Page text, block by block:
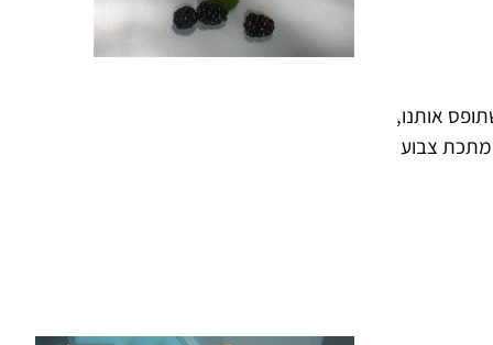
אותנו,
מתכת צבוע